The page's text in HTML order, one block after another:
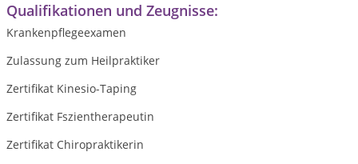
Qualifikationen und Zeugnisse:
Krankenpflegeexamen
Zulassung zum Heilpraktiker
Zertifikat Kinesio-Taping
Zertifikat Fszientherapeutin
Zertifikat Chiropraktikerin